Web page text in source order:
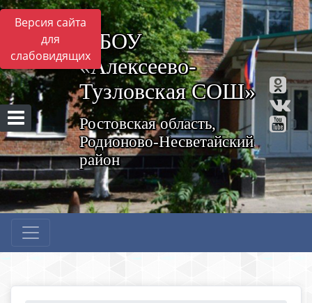
Версия сайта
для
слабовидящих
МБОУ
«Алексеево-
Тузловская СОШ»
Ростовская область,
Родионово-Несветайский
район